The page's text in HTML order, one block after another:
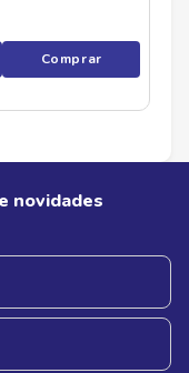
Comprar
novidades